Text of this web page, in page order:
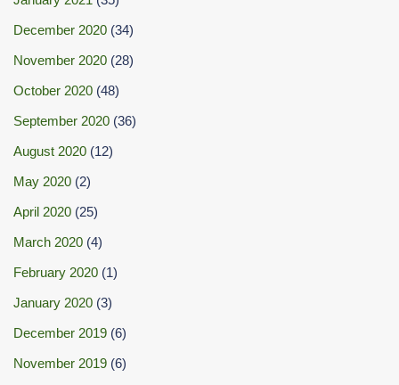
December 2020 (34)
November 2020 (28)
October 2020 (48)
September 2020 (36)
August 2020 (12)
May 2020 (2)
April 2020 (25)
March 2020 (4)
February 2020 (1)
January 2020 (3)
December 2019 (6)
November 2019 (6)